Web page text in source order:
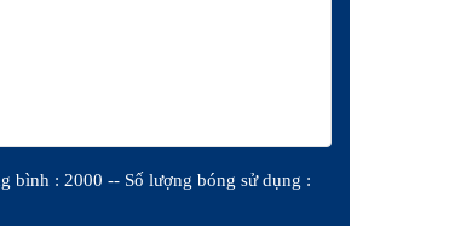
bình : 2000 -- Số lượng bóng sử dụng :